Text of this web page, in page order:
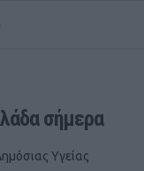
σήμερα
Υγείας